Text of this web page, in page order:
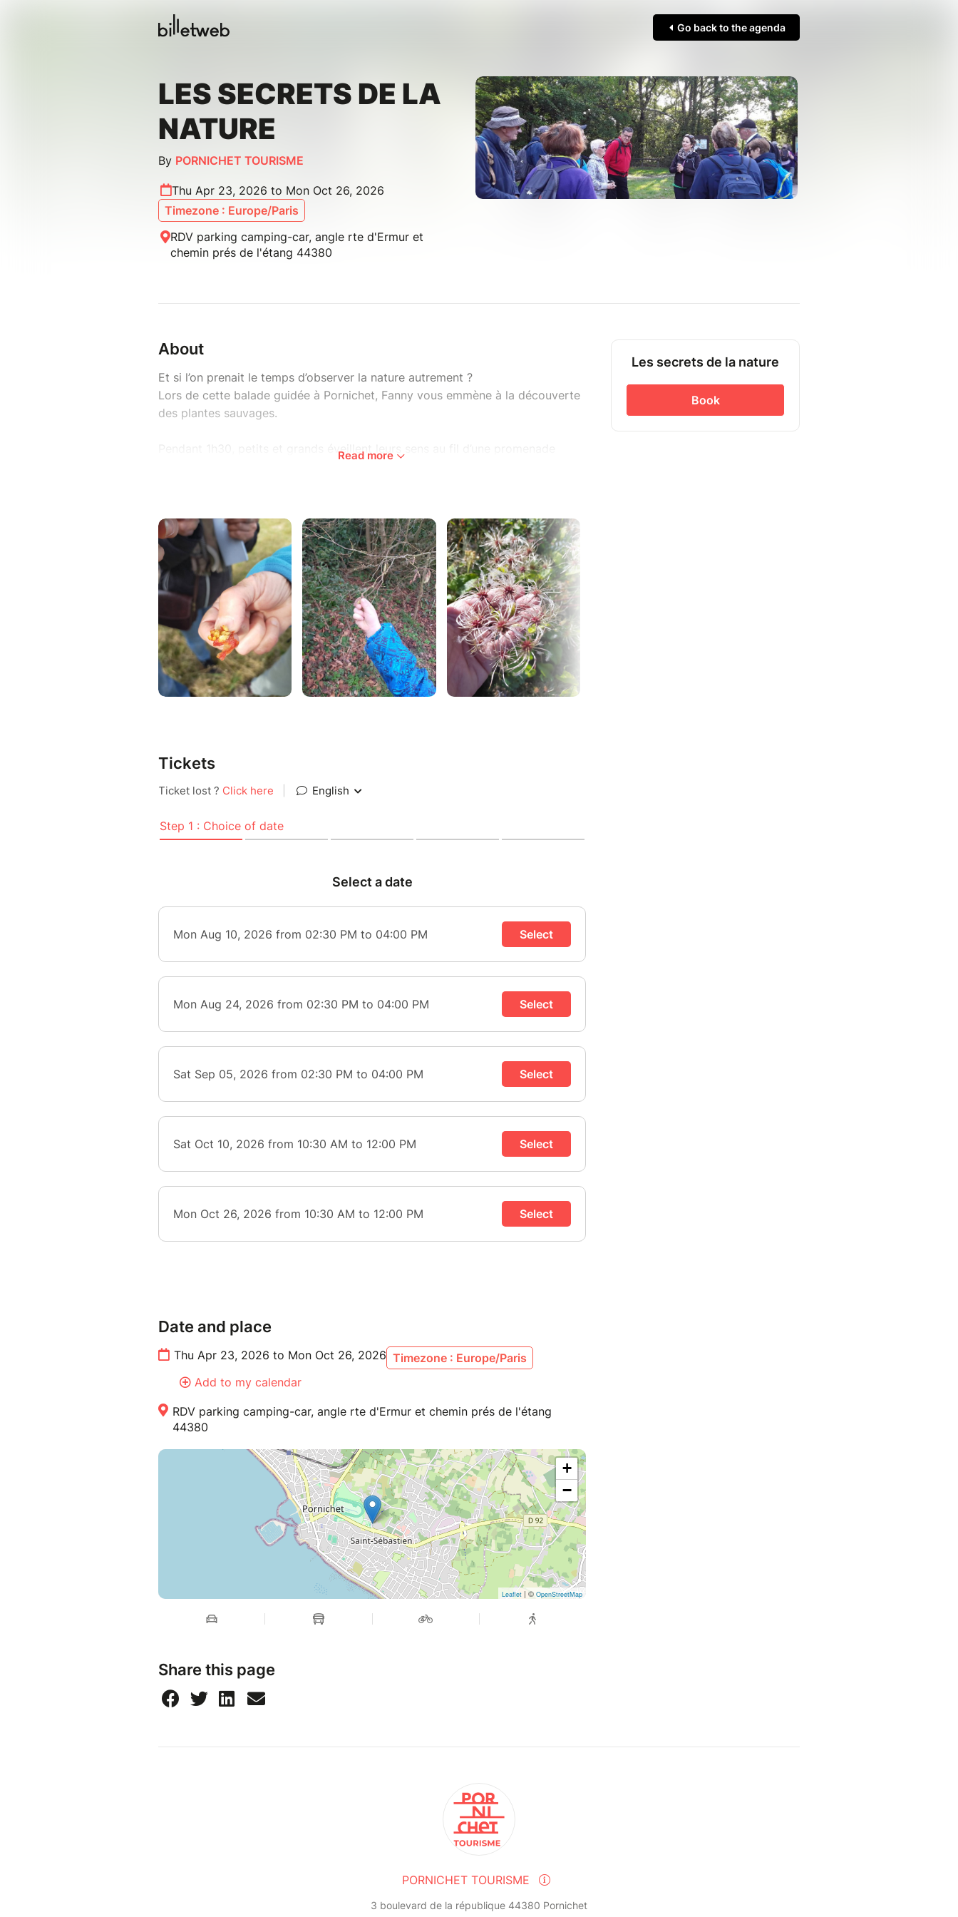
Go back to the agenda
LES SECRETS DE LA
NATURE
By PORNICHET TOURISME
Thu Apr 23, 2026 to Mon Oct 26, 2026
Timezone : Europe/Paris
RDV parking camping-car, angle rte d'Ermur et
chemin prés de l'étang 44380
About
Et si l’on prenait le temps d’observer la nature autrement ?
Lors de cette balade guidée à Pornichet, Fanny vous emmène à la découverte
des plantes sauvages.
Pendant 1h30, petits et grands éveillent leurs sens au fil d’une promenade
anecdotes, conseils pratiques et dégustations.
Au programme : préparation d’un baume naturel apaisant, idées recettes
autour des fleurs de plantain à cuisiner en salade, omelette ou quiche,
dégustation d’un délicieux sirop de coquelicot et découverte de nombreux
usages méconnus des plantes sauvages.
Pédagogue et passionnée, Fanny fait participer les enfants tout au long de la
visite et remet aux participants un livret de recettes ainsi qu’un herbier à
compléter pendant la balade. Une expérience douce et inspirante pour se
reconnecter à la nature.
Read more
Tickets
Date and place
Thu Apr 23, 2026 to Mon Oct 26, 2026 Timezone : Europe/Paris
Add to my calendar
RDV parking camping-car, angle rte d'Ermur et chemin prés de l'étang
44380
+
−
Leaflet | © OpenStreetMap
Share this page
Les secrets de la nature
Book
PORNICHET TOURISME
3 boulevard de la république 44380 Pornichet